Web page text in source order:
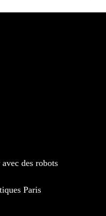
des robots
Paris